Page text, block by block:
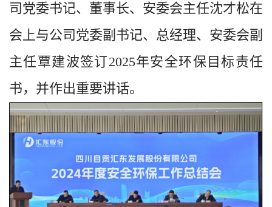
司党委书记、董事长、安委会主任沈才松在
会上与公司党委副书记、总经理、安委会副
主任覃建波签订2025年安全环保目标责任
书，并作出重要讲话。